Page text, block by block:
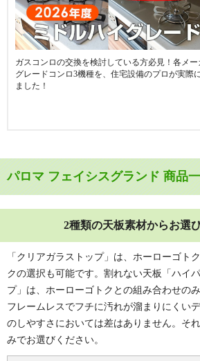
ガスコンロの交換を検討している方必見！各メ
グレードコンロ3機種を、住宅設備のプロが実際
ました！
パロマ フェイシスグランド 商品
2種類の天板素材からお選
「クリアガラストップ」は、ホーローゴト
クの選択も可能です。割れない天板「ハイ
プ」は、ホーローゴトクとの組み合わせの
フレームレスでフチに汚れが溜まりにくい
のしやすさにおいては差はありません。そ
みでお選びください。